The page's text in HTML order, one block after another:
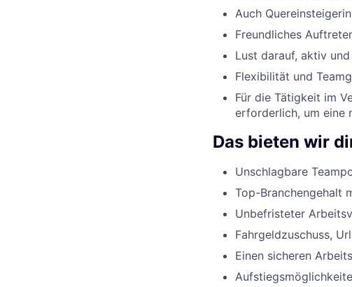
Auch
Freundliches
Lust darauf, aktiv
Flexibilität und
Für die Tätigkeit im
erforderlich, um eine
Das bieten wir
Unschlagbare
Top-Branchengehalt
Unbefristeter
Fahrgeldzuschuss,
Einen sicheren